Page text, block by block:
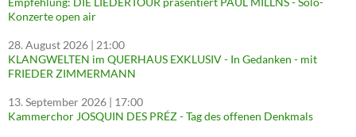
Konzerte open air
28. August 2026 | 21:00
KLANGWELTEN im QUERHAUS EXKLUSIV - In Gedanken - mit
FRIEDER ZIMMERMANN
13. September 2026 | 17:00
Kammerchor JOSQUIN DES PRÉZ - Tag des offenen Denkmals